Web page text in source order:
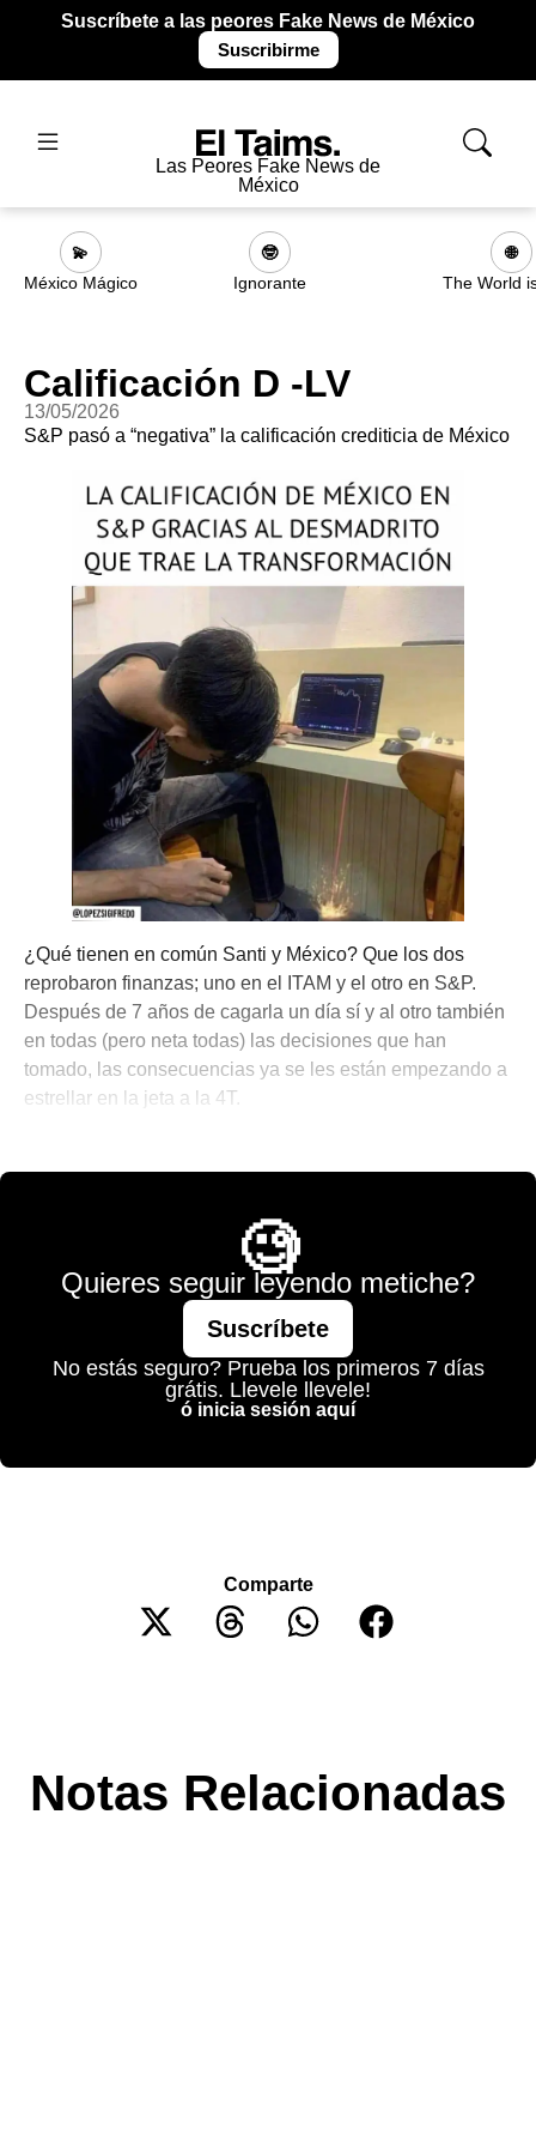
Suscríbete a las peores Fake News de México
Suscribirme
Las Peores Fake News de
México
💫
México Mágico
🤓
Ignorante
🌐
The World
Calificación D -LV
13/05/2026
S&P pasó a “negativa” la calificación crediticia de México
¿Qué tienen en común Santi y México? Que los dos
reprobaron finanzas; uno en el ITAM y el otro en S&P.
Después de 7 años de cagarla un día sí y al otro también
en todas (pero neta todas) las decisiones que han
tomado, las consecuencias ya se les están empezando a
estrellar en la jeta a la 4T.
🧐
Quieres seguir leyendo metiche?
Suscríbete
No estás seguro? Prueba los primeros 7 días
grátis. Llevele llevele!
ó inicia sesión aquí
Comparte
Notas Relacionadas